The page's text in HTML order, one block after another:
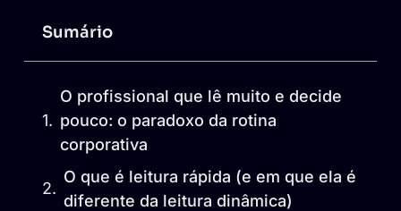
Sumário
O profissional que lê muito e decide
pouco: o paradoxo da rotina
corporativa
O que é leitura rápida (e em que ela é
diferente da leitura dinâmica)